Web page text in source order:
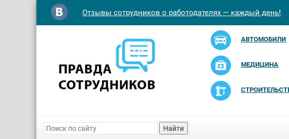
Отзывы сотрудников о работодателях — каждый день!
АВТОМОБИЛИ
МЕДИЦИНА
Найти